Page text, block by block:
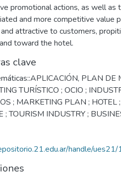
promotional actions, as well as
and more competitive value
attractive to customers,
toward the hotel.
clave
, PLAN DE
TURÍSTICO ; OCIO ;
; MARKETING PLAN ; HOTEL
; TOURISM INDUSTRY ;
handle/